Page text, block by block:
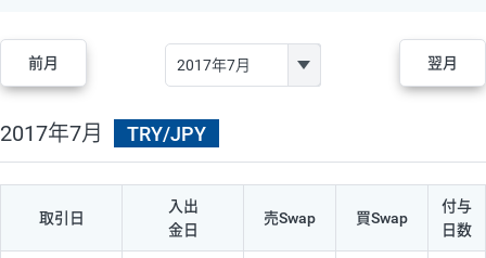
前月 翌月
2017年7月 TRY/JPY
取引日
入出
金日
売Swap 買Swap
付与
日数